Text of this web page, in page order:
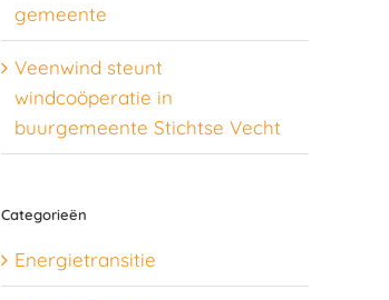
gemeente
Veenwind steunt
windcoöperatie in
buurgemeente Stichtse Vecht
Categorieën
Energietransitie